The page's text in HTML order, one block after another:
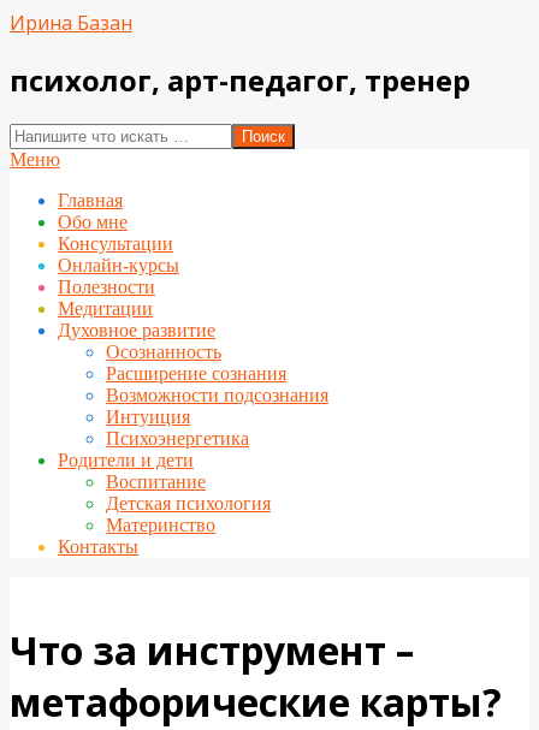
Перейти
Ирина Базан
психолог, арт-педагог, тренер
Поиск
Вторичное
навигации
Меню
Главная
Обо мне
Консультации
Онлайн-курсы
Полезности
Медитации
Духовное развитие
Осознанность
Расширение сознания
Возможности подсознания
Интуиция
Психоэнергетика
Родители и дети
Воспитание
Детская психология
Материнство
Контакты
Что за инструмент –
метафорические карты?